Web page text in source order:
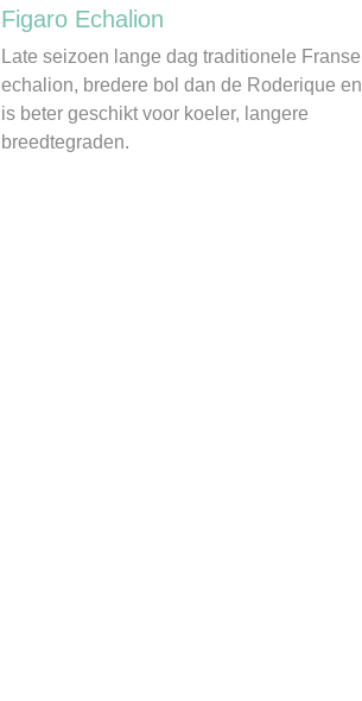
Figaro Echalion
Late seizoen lange dag traditionele Franse
echalion, bredere bol dan de Roderique en
is beter geschikt voor koeler, langere
breedtegraden.